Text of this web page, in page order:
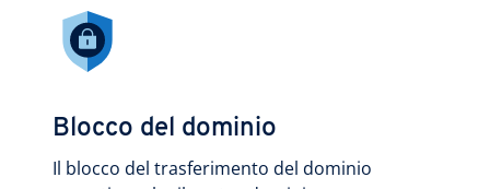
Blocco del dominio
Il blocco del trasferimento del dominio